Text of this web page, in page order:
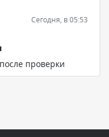
Сегодня, в 05:53
проверки